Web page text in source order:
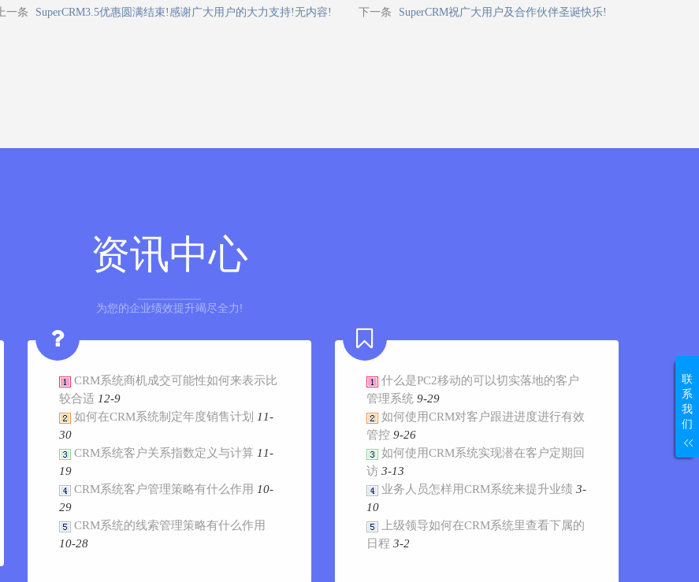
一条 SuperCRM3.5优惠圆满结束!感谢广大用户的大力支持!无内容! 下一条 SuperCRM祝广大用户及合作伙伴圣诞快乐!
资讯中心
为您的企业绩效提升竭尽全力!
CRM系统商机成交可能性如何来表示比
较合适 12-9
如何在CRM系统制定年度销售计划
11-
30
CRM系统客户关系指数定义与计算11-
19
CRM系统客户管理策略有什么作用 10-
29
CRM系统的线索管理策略有什么作用
10-28
什么是PC2移动的可以切实落地的客户
管理系统 9-29
如何使用CRM对客户跟进进度进行有效
管控 9-26
如何使用CRM系统实现潜在客户定期回
访3-13
业务人员怎样用CRM系统来提升业绩3-
10
上级领导如何在CRM系统里查看下属的
日程 3-2
联
系
我
们